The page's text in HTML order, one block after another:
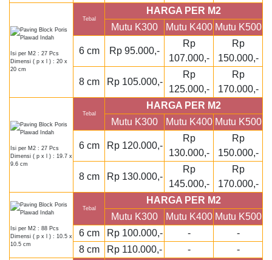
Isi per M2 : 27 Pcs
Dimensi ( p x l ) : 20 x
20 cm
Tebal
HARGA PER M2
Mutu K300
Mutu K400 Mutu K500
6 cm Rp 95.000,-
Rp
107.000,-
Rp
150.000,-
8 cm Rp 105.000,-
Rp
125.000,-
Rp
170.000,-
Isi per M2 : 27 Pcs
Dimensi ( p x l ) : 19.7 x
9.6 cm
Tebal
HARGA PER M2
Mutu K300
Mutu K400 Mutu K500
6 cm Rp 120.000,-
Rp
130.000,-
Rp
150.000,-
8 cm Rp 130.000,-
Rp
145.000,-
Rp
170.000,-
Isi per M2 : 88 Pcs
Dimensi ( p x l ) : 10.5 x
10.5 cm
Tebal
HARGA PER M2
Mutu K300
Mutu K400 Mutu K500
6 cm
Rp 100.000,- -
-
8 cm
Rp 110.000,- - -